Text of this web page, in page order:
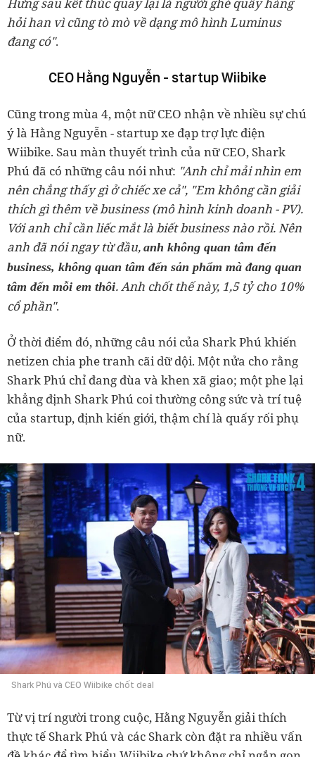
hỏi han vì cũng tò mò về dạng mô hình Luminus
đang có".
CEO Hằng Nguyễn - startup Wiibike
Cũng trong mùa 4, một nữ CEO nhận về nhiều sự chú
ý là Hằng Nguyễn - startup xe đạp trợ lực điện
Wiibike. Sau màn thuyết trình của nữ CEO, Shark
Phú đã có những câu nói như: "Anh chỉ mải nhìn em
nên chẳng thấy gì ở chiếc xe cả", "Em không cần giải
thích gì thêm về business (mô hình kinh doanh - PV).
Với anh chỉ cần liếc mắt là biết business nào rồi. Nên
anh đã nói ngay từ đầu, anh không quan tâm đến
business, không quan tâm đến sản phẩm mà đang quan
tâm đến mỗi em thôi. Anh chốt thế này, 1,5 tỷ cho 10%
cổ phần".
Ở thời điểm đó,những câu nói của Shark Phú khiến
netizen chia phe tranh cãi dữ dội. Một nửa cho rằng
Shark Phú chỉ đang đùa và khen xã giao; một phe lại
khẳng định Shark Phú coi thường công sức và trí tuệ
của startup, định kiến giới, thậm chí là quấy rối phụ
nữ.
Shark Phú và CEO Wiibike chốt deal
Từ vị trí người trong cuộc, Hằng Nguyễn giải thích
thực tế Shark Phú và các Shark còn đặt ra nhiều vấn